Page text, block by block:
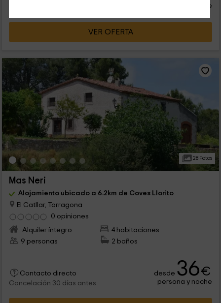
persona y noche
VER OFERTA
28 Fotos
Mas Neri
Alojamiento ubicado a 6.2km de Coves Llorito
El Catllar, Tarragona
0 opiniones
Alquiler íntegro
4 habitaciones
9 personas
2 baños
Contacto directo
Cancelación 30 días antes
desde 36€
persona y noche